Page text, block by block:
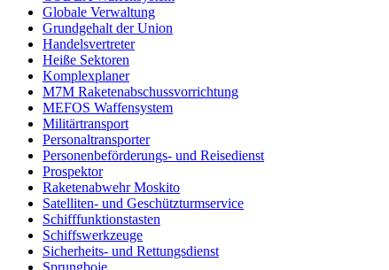
Globale Verwaltung
Grundgehalt der Union
Handelsvertreter
Heiße Sektoren
Komplexplaner
M7M Raketenabschussvorrichtung
MEFOS Waffensystem
Militärtransport
Personaltransporter
Personenbeförderungs- und Reisedienst
Prospektor
Raketenabwehr Moskito
Satelliten- und Geschützturmservice
Schifffunktionstasten
Schiffswerkzeuge
Sicherheits- und Rettungsdienst